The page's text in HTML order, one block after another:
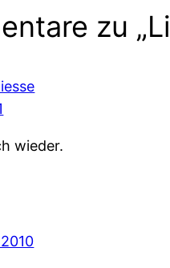
zu
wieder.